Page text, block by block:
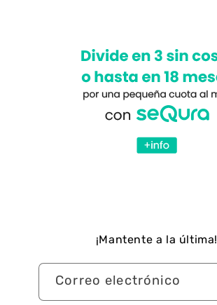
¡Mantente a la última!
Correo electrónico